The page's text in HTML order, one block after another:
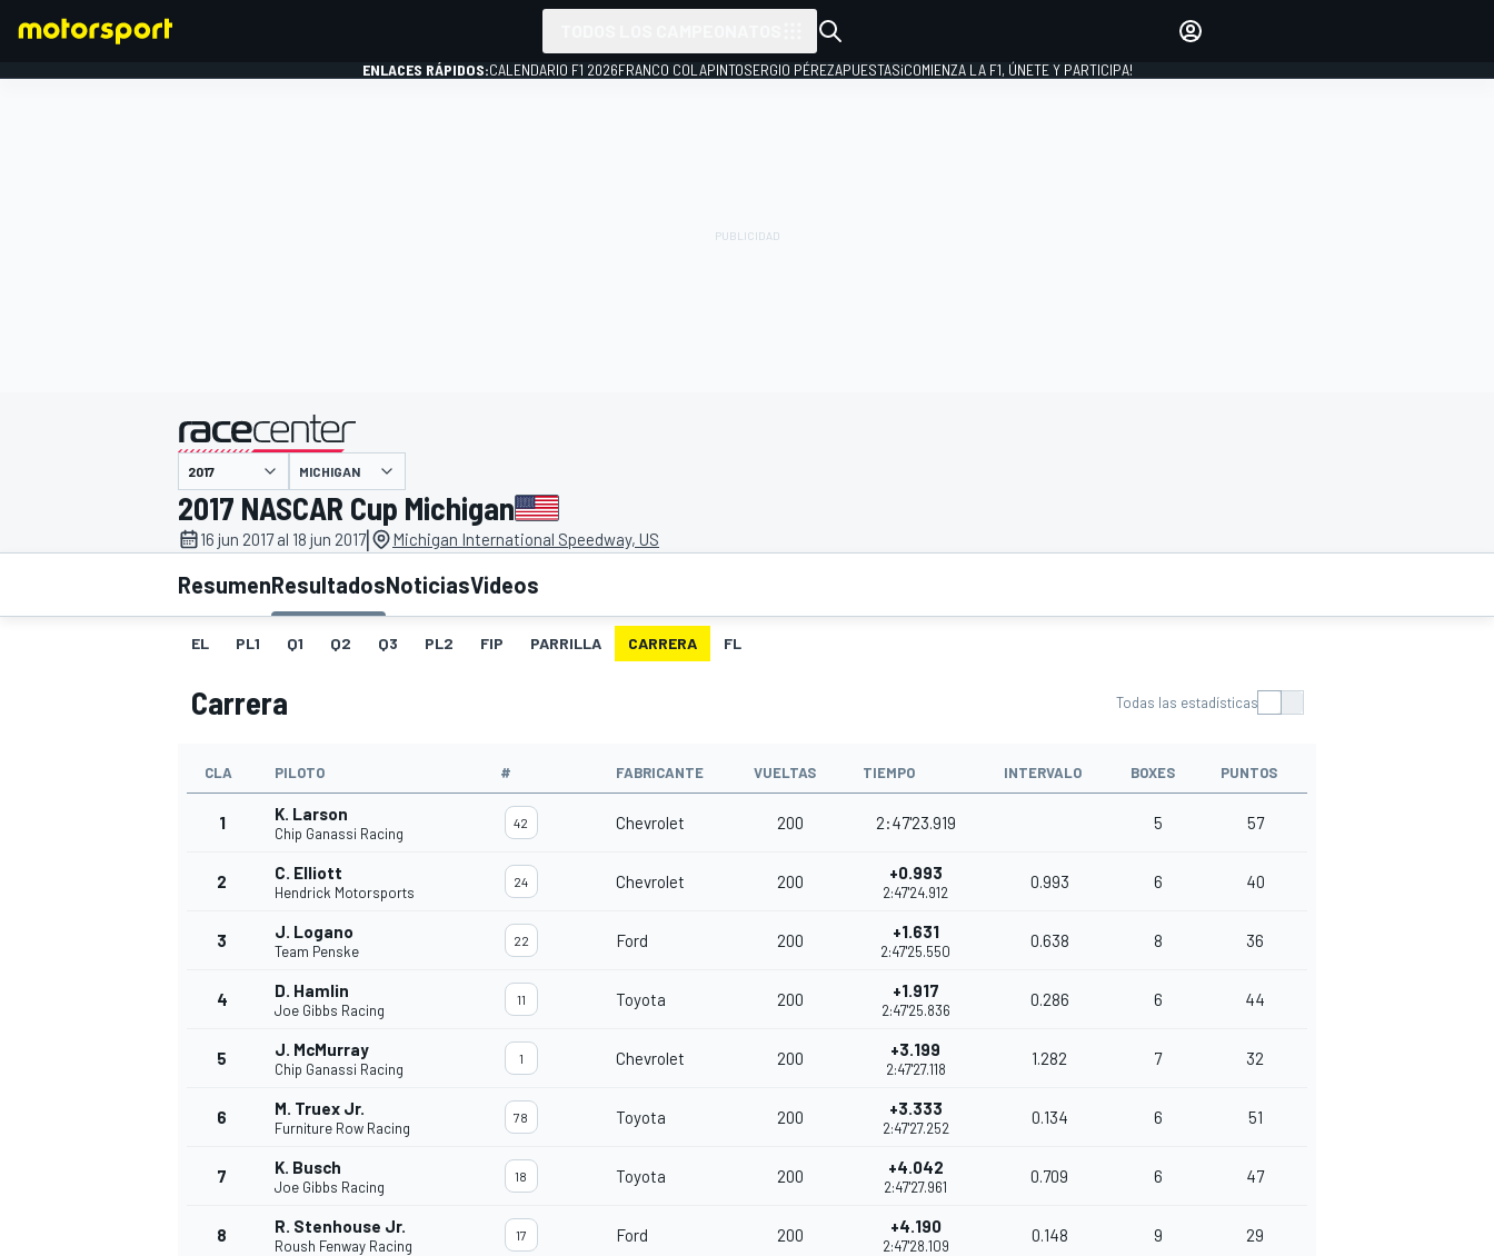
INDYCAR
INICIAR SESIÓN
ENLACES RÁPIDOS:CALENDARIO F1 2026FRANCO COLAPINTOSERGIO PÉREZAPUESTAS¡COMIENZA LA F1, ÚNETE Y PARTICIPA!
presentado por
MICHIGAN
2017 NASCAR Cup Michigan
16 jun 2017 al 18 jun 2017| Michigan International Speedway, US
ResumenResultadosNoticiasVideos
EL PL1 Q1 Q2 Q3 PL2 FIP PARRILLA CARRERA FL
Carrera Todas las estadísticas
CLA PILOTO # FABRICANTE VUELTAS TIEMPO INTERVALO BOXES PUNTOS
1 K. Larson
Chip Ganassi Racing
42 Chevrolet 200 2:47'23.919 5 57
2 C. Elliott
Hendrick Motorsports
24 Chevrolet 200 +0.993
2:47'24.912
0.993 6 40
3 J. Logano
Team Penske
22 Ford 200 +1.631
2:47'25.550
0.638 8 36
4 D. Hamlin
Joe Gibbs Racing
11 Toyota 200 +1.917
2:47'25.836
0.286 6 44
5 J. McMurray
Chip Ganassi Racing
1 Chevrolet 200 +3.199
2:47'27.118
1.282 7 32
6 M. Truex Jr.
Furniture Row Racing
78 Toyota 200 +3.333
2:47'27.252
0.134 6 51
7 K. Busch
Joe Gibbs Racing
18 Toyota 200 +4.042
2:47'27.961
0.709 6 47
8 R. Stenhouse Jr.
Roush Fenway Racing
17 Ford 200 +4.190
2:47'28.109
0.148 9 29